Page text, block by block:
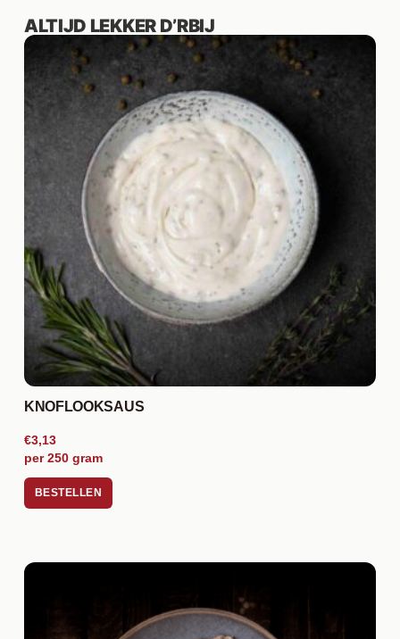
ALTIJD LEKKER D’RBIJ
KNOFLOOKSAUS
€3,13
per 250 gram
BESTELLEN